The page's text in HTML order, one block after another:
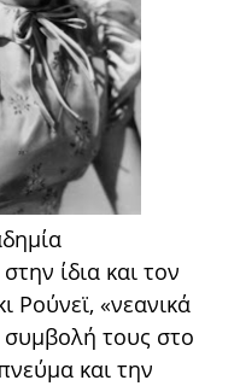
ίδια και τον
Ρούνεϊ, «νεανικά
συμβολή τους στο
και την